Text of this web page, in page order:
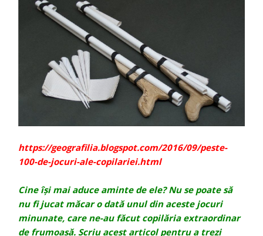
https://geografilia.blogspot.com/2016/09/peste-
100-de-jocuri-ale-copilariei.html
Cine își mai aduce aminte de ele? Nu se poate să
nu fi jucat măcar o dată unul din aceste jocuri
minunate, care ne-au făcut copilăria extraordinar
de frumoasă. Scriu acest articol pentru a trezi